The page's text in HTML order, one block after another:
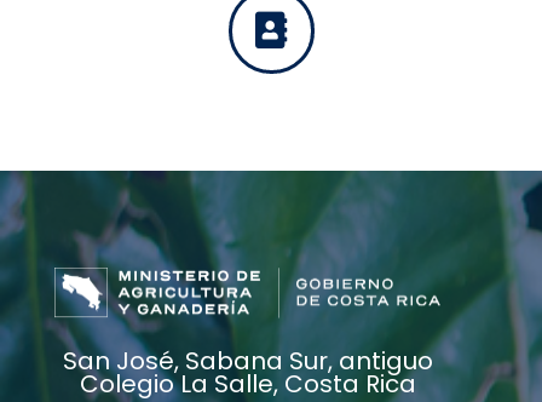
San José, Sabana Sur, antiguo
Colegio La Salle, Costa Rica